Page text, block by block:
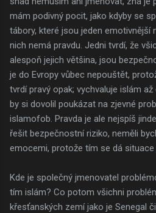
mám podivný pocit, jako kdyby se
tábory, které jsou jeden emotivnější
nich nemá pravdu. Jedni tvrdí, že
alespoň jejich většina, jsou
je do Evropy vůbec nepouštět,
tvrdí pravý opak; vychvaluje islám
by si dovolil poukázat na zjevné
islamofob. Pravda je ale nejspíš
řešit bezpečnostní riziko, neměli
emocemi, protože tím se dá situace
Kde je společný jmenovatel
tím islám? Co potom všichni
křesťanských zemí jako je Senegal